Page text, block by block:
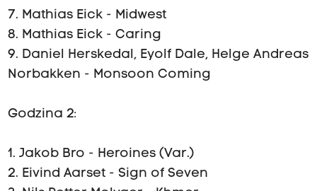
7. Mathias Eick - Midwest
8. Mathias Eick - Caring
9. Daniel Herskedal, Eyolf Dale, Helge Andreas
Norbakken - Monsoon Coming
Godzina 2:
1. Jakob Bro - Heroines (Var.)
2. Eivind Aarset - Sign of Seven